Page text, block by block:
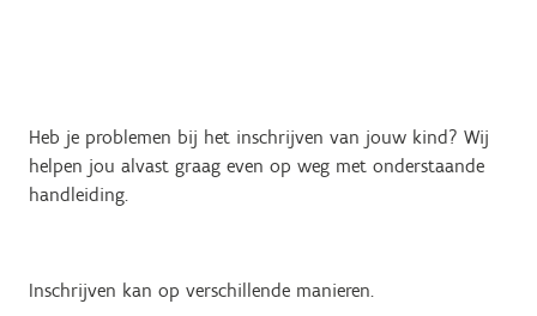
Heb je problemen bij het inschrijven van jouw kind? Wij
helpen jou alvast graag even op weg met onderstaande
handleiding.
Inschrijven kan op verschillende manieren.